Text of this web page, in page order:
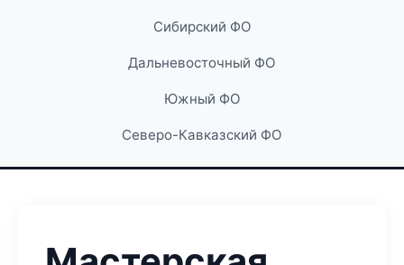
Сибирский ФО
Дальневосточный ФО
Южный ФО
Северо-Кавказский ФО